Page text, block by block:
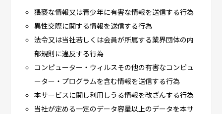
猥褻な情報又は青少年に有害な情報を送信する行為
異性交際に関する情報を送信する行為
法令又は当社若しくは会員が所属する業界団体の内
部規則に違反する行為
コンピューター・ウィルスその他の有害なコンピュ
ーター・プログラムを含む情報を送信する行為
本サービスに関し利用しうる情報を改ざんする行為
当社が定める一定のデータ容量以上のデータを本サ